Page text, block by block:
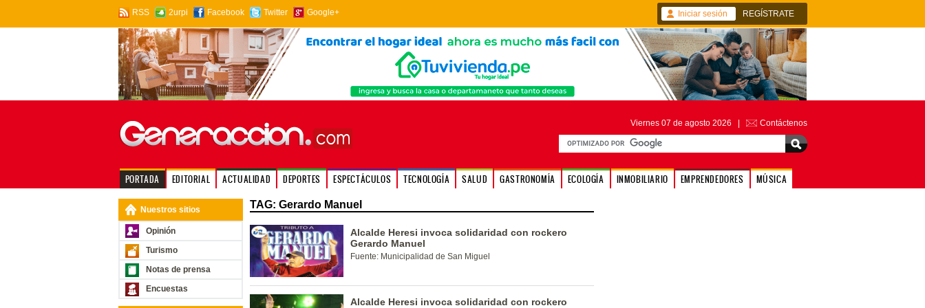
RSS 2urpi Facebook Twitter Google+ Iniciar sesión REGÍSTRATE
Viernes 07 de agosto 2026 | Contáctenos
PORTADA EDITORIAL ACTUALIDAD DEPORTES ESPECTÁCULOS TECNOLOGÍA SALUD GASTRONOMÍA ECOLOGÍA INMOBILIARIO EMPRENDEDORES MÚSICA
Nuestros sitios
Opinión
Turismo
Notas de prensa
Encuestas
TAG: Gerardo Manuel
Alcalde Heresi invoca solidaridad con rockero
Gerardo Manuel
Fuente: Municipalidad de San Miguel
Alcalde Heresi invoca solidaridad con rockero